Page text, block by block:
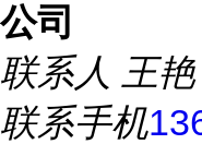
公司
联系人 王艳
联系手机